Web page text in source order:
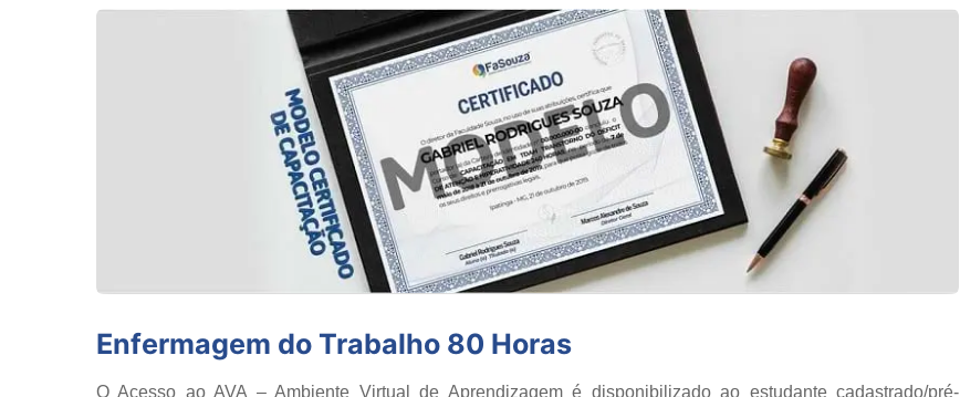
Enfermagem do Trabalho 80 Horas
O Acesso ao AVA – Ambiente Virtual de Aprendizagem é disponibilizado ao estudante cadastrado/pré-